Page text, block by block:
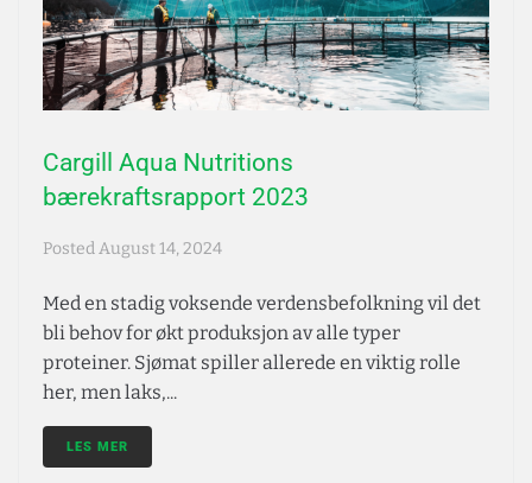
Cargill Aqua Nutritions
bærekraftsrapport 2023
PostedAugust 14, 2024
Med en stadig voksende verdensbefolkning vil det
bli behov for økt produksjon av alle typer
proteiner. Sjømat spiller allerede en viktig rolle
her, men laks,...
LES MER